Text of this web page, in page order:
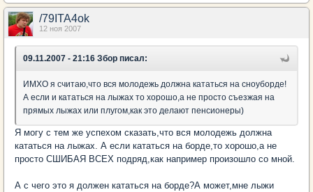
/79ITA4ok
12 ноя 2007
09.11.2007 - 21:16 Збор писал:
ИМХО я считаю,что вся молодежь должна кататься на сноуборде!
А если и кататься на лыжах то хорошо,а не просто съезжая на
прямых лыжах или плугом,как это делают пенсионеры)
Я могу с тем же успехом сказать,что вся молодежь должна
кататься на лыжах. А если кататься на борде,то хорошо,а не
просто СШИБАЯ ВСЕХ подряд,как например произошло со мной.
А с чего это я должен кататься на борде?А может,мне лыжи